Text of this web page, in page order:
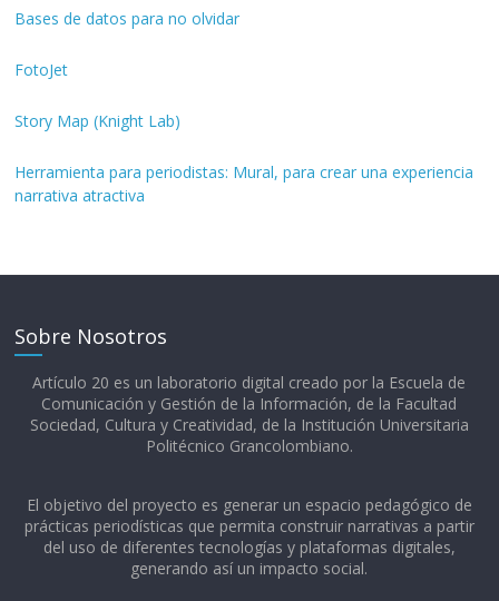
Bases de datos para no olvidar
FotoJet
Story Map (Knight Lab)
Herramienta para periodistas: Mural, para crear una experiencia
narrativa atractiva
Sobre Nosotros
Artículo 20 es un laboratorio digital creado por la Escuela de
Comunicación y Gestión de la Información, de la Facultad
Sociedad, Cultura y Creatividad, de la Institución Universitaria
Politécnico Grancolombiano.​
El objetivo del proyecto es generar un espacio pedagógico de
prácticas periodísticas que permita construir narrativas a partir
del uso de diferentes tecnologías y plataformas digitales,
generando así un impacto social.